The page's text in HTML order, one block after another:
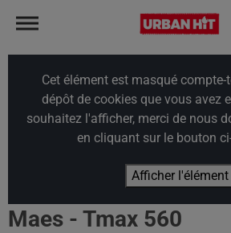
Cet élément est masqué
dépôt de cookies que vous avez
souhaitez l'afficher, merci de nous
en cliquant sur le bouton
Afficher l'élément
Maes - Tmax 560